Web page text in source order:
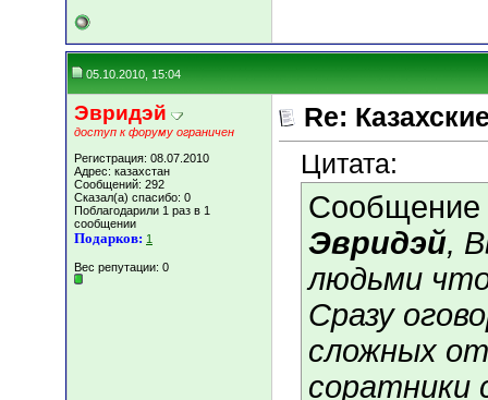
05.10.2010, 15:04
Эвридэй
доступ к форуму ограничен
Регистрация: 08.07.2010
Адрес: казахстан
Сообщений: 292
Сказал(а) спасибо: 0
Поблагодарили 1 раз в 1
сообщении
Подарков: 1
Вес репутации: 0
Re:
Цитата:
Сообщение
Эвридэй,
людьми
Сразу
сложных
соратники